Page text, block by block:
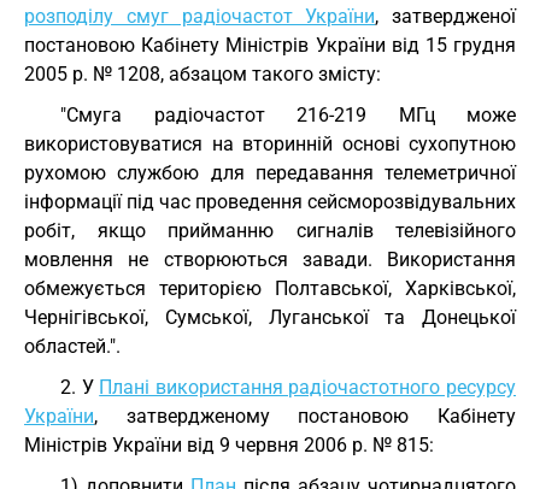
розподілу смуг радіочастот України, затвердженої
постановою Кабінету Міністрів України від 15 грудня
2005 р. № 1208, абзацом такого змісту:
"Смуга радіочастот 216-219 МГц може
використовуватися на вторинній основі сухопутною
рухомою службою для передавання телеметричної
інформації під час проведення сейсморозвідувальних
робіт, якщо прийманню сигналів телевізійного
мовлення не створюються завади. Використання
обмежується територією Полтавської, Харківської,
Чернігівської, Сумської, Луганської та Донецької
областей.".
2. У Плані використання радіочастотного ресурсу
України, затвердженому постановою Кабінету
Міністрів України від 9 червня 2006 р. № 815: